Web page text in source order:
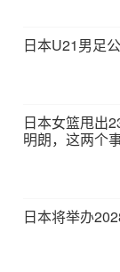
日本U21男足
日本女篮甩出
明朗，这两个
日本将举办